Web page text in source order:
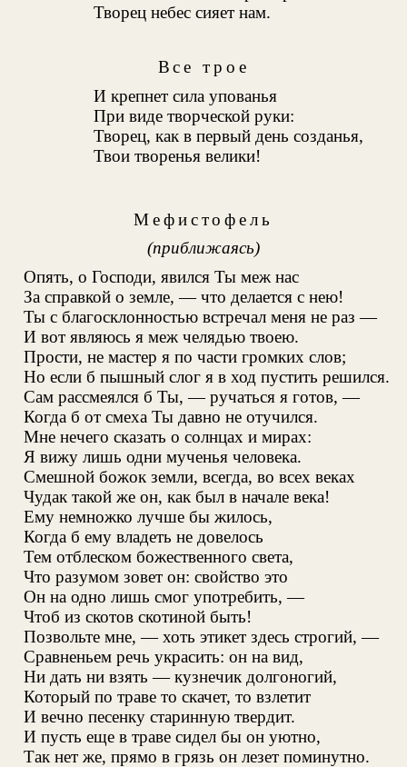
Творец небес сияет нам.
Все трое
И крепнет сила упованья
При виде творческой руки:
Творец, как в первый день созданья,
Твои творенья велики!
Мефистофель
(приближаясь)
Опять, о Господи, явился Ты меж нас
За справкой о земле, — что делается с нею!
Ты с благосклонностью встречал меня не раз —
И вот являюсь я меж челядью твоею.
Прости, не мастер я по части громких слов;
Но если б пышный слог я в ход пустить решился.
Сам рассмеялся б Ты, — ручаться я готов, —
Когда б от смеха Ты давно не отучился.
Мне нечего сказать о солнцах и мирах:
Я вижу лишь одни мученья человека.
Смешной божок земли, всегда, во всех веках
Чудак такой же он, как был в начале века!
Ему немножко лучше бы жилось,
Когда б ему владеть не довелось
Тем отблеском божественного света,
Что разумом зовет он: свойство это
Он на одно лишь смог употребить, —
Чтоб из скотов скотиной быть!
Позвольте мне, — хоть этикет здесь строгий, —
Сравненьем речь украсить: он на вид,
Ни дать ни взять — кузнечик долгоногий,
Который по траве то скачет, то взлетит
И вечно песенку старинную твердит.
И пусть еще в траве сидел бы он уютно,
Так нет же, прямо в грязь он лезет поминутно.